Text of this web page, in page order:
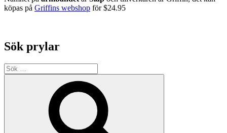
köpas på Griffins webshop för $24.95
Sök prylar
Sök
efter: